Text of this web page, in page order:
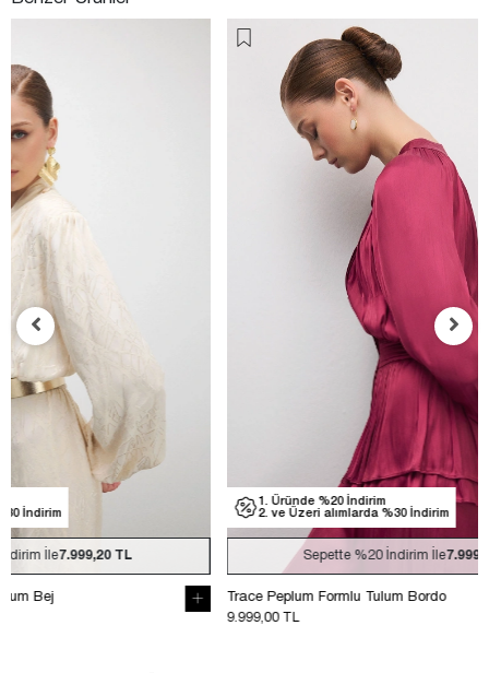
2. ve Üzeri alımlarda %30 İndirim
Sepette 7.999,20 TL
Trace Peplum Formlu Tulum Bordo
1.
2. ve
Trace